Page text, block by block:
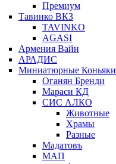
Премиум
Тавинко ВКЗ
TAVINKO
AGASI
Армения Вайн
АРАДИС
Миниатюрные Коньяки
Оганян Бренди
Мараси КД
СИС АЛКО
Животные
Храмы
Разные
Мадатовъ
МАП